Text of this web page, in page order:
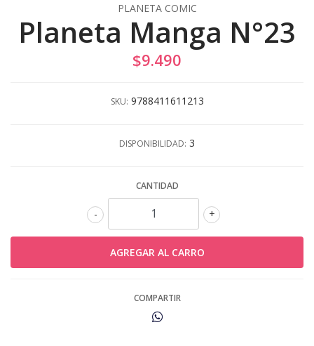
PLANETA COMIC
Planeta Manga N°23
$9.490
SKU: 9788411611213
DISPONIBILIDAD: 3
CANTIDAD
+
-
COMPARTIR